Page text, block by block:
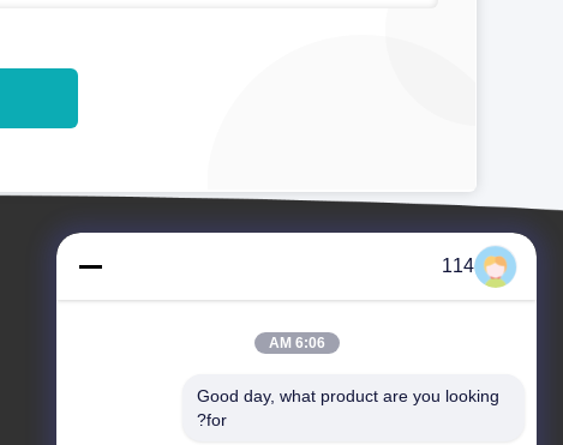
114
6:06 AM
Good day, what product are you looking
for?